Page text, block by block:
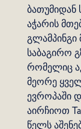
ბათუმიდან
აჭარის
საბაგირო
რომელიც
მეორე
ევროპაში
აირჩიოთ
წელს